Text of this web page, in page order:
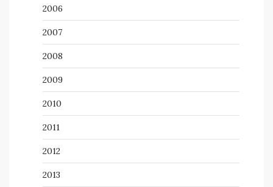
2006
2007
2008
2009
2010
2011
2012
2013